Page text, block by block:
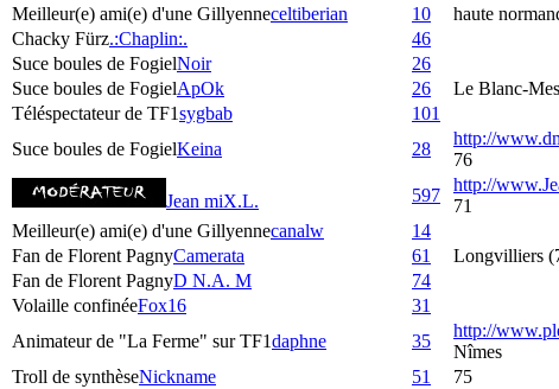
Meilleur(e) ami(e) d'une Gillyenneceltiberian 10 haute
Chacky Fürz.:Chaplin:. 46
Suce boules de FogielNoir 26
Suce boules de FogielApOk 26 Le Blanc-
Téléspectateur de TF1sygbab 101
Suce boules de FogielKeina 28
http://
76
Jean miX.L. 597
http://
71
Meilleur(e) ami(e) d'une Gillyennecanalw 14
Fan de Florent PagnyCamerata 61 Longvilliers
Fan de Florent PagnyD N.A. M 74
Volaille confinéeFox16 31
Animateur de "La Ferme" sur TF1daphne 35
http://
Nîmes
Troll de synthèseNickname 51 75